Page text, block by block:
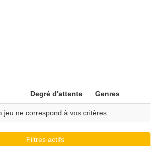
Degré d'attente Genres
jeu ne correspond à vos critères.
Filtres actifs